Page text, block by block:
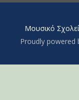
Μουσικό
Proudly powered